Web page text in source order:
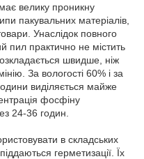
велику проникну
пакувальних матеріалів,
Унаслідок повного
пил практично не містить
швидше, ніж
За вологості 60% і за
виділяється майже
фосфіну
24-36 годин.
в складських
герметизації. Їх